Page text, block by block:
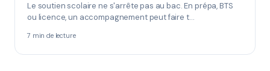
Le soutien scolaire ne s'arrête pas au bac. En prépa, BTS
ou licence, un accompagnement peut faire t…
7 min de lecture